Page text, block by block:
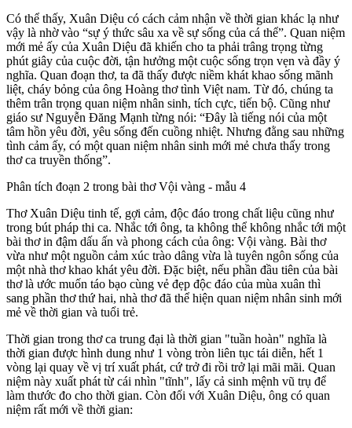
Có thể thấy, Xuân Diệu có cách cảm nhận về thời gian khác lạ như
vậy là nhờ vào “sự ý thức sâu xa về sự sống của cá thể”. Quan niệm
mới mẻ ấy của Xuân Diệu đã khiến cho ta phải trâng trọng từng
phút giây của cuộc đời, tận hưởng một cuộc sống trọn vẹn và đầy ý
nghĩa. Quan đoạn thơ, ta đã thấy được niềm khát khao sống mãnh
liệt, cháy bỏng của ông Hoàng thơ tình Việt nam. Từ đó, chúng ta
thêm trân trọng quan niệm nhân sinh, tích cực, tiến bộ. Cũng như
giáo sư Nguyễn Đăng Mạnh từng nói: “Đây là tiếng nói của một
tâm hồn yêu đời, yêu sống đến cuồng nhiệt. Nhưng đằng sau những
tình cảm ấy, có một quan niệm nhân sinh mới mẻ chưa thấy trong
thơ ca truyền thống”.
Phân tích đoạn 2 trong bài thơ Vội vàng - mẫu 4
Thơ Xuân Diệu tinh tế, gợi cảm, độc đáo trong chất liệu cũng như
trong bút pháp thi ca. Nhắc tới ông, ta không thể không nhắc tới một
bài thơ in đậm dấu ấn và phong cách của ông: Vội vàng. Bài thơ
vừa như một nguồn cảm xúc trào dâng vừa là tuyên ngôn sống của
một nhà thơ khao khát yêu đời. Đặc biệt, nếu phần đầu tiên của bài
thơ là ước muốn táo bạo cùng vẻ đẹp độc đáo của mùa xuân thì
sang phần thơ thứ hai, nhà thơ đã thể hiện quan niệm nhân sinh mới
mẻ về thời gian và tuổi trẻ.
Thời gian trong thơ ca trung đại là thời gian "tuần hoàn" nghĩa là
thời gian được hình dung như 1 vòng tròn liên tục tái diễn, hết 1
vòng lại quay về vị trí xuất phát, cứ trở đi rồi trở lại mãi mãi. Quan
niệm này xuất phát từ cái nhìn "tĩnh", lấy cả sinh mệnh vũ trụ để
làm thước đo cho thời gian. Còn đối với Xuân Diệu, ông có quan
niệm rất mới về thời gian: